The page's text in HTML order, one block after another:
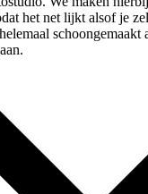
het net lijkt alsof je
schoongemaakt